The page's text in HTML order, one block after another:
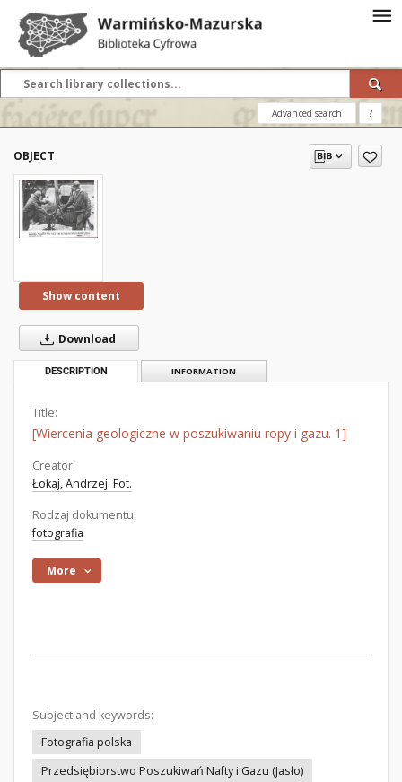
Advanced search ?
OBJECT
Show content
Download
DESCRIPTION INFORMATION
Title:
[Wiercenia geologiczne w poszukiwaniu ropy i gazu. 1]
Creator:
Łokaj, Andrzej. Fot.
Rodzaj dokumentu:
fotografia
More
Subject and keywords:
Fotografia polska
Przedsiębiorstwo Poszukiwań Nafty i Gazu (Jasło)